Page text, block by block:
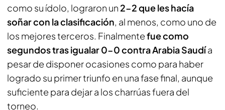
como su ídolo, lograron un 2-2 que les hacía
soñar con la clasificación, al menos, como uno de
los mejores terceros. Finalmentefue como
segundos tras igualar0-0 contra Arabia Saudía
pesar de disponer ocasiones como para haber
logrado su primer triunfo en una fase final, aunque
suficiente para dejar a los charrúas fuera del
torneo.